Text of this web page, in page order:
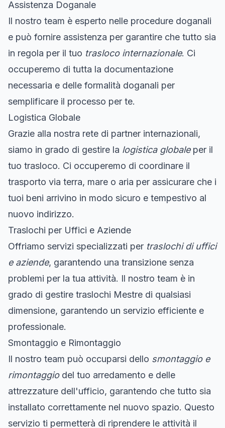
Assistenza Doganale
Il nostro team è esperto nelle procedure doganali
e può fornire assistenza per garantire che tutto sia
in regola per il tuo trasloco internazionale. Ci
occuperemo di tutta la documentazione
necessaria e delle formalità doganali per
semplificare il processo per te.
Logistica Globale
Grazie alla nostra rete di partner internazionali,
siamo in grado di gestire la logistica globaleper il
tuo trasloco. Ci occuperemo di coordinare il
trasporto via terra, mare o aria per assicurare che i
tuoi beni arrivino in modo sicuro e tempestivo al
nuovo indirizzo.
Traslochi per Uffici e Aziende
Offriamo servizi specializzati per traslochi di uffici
e aziende, garantendo una transizione senza
problemi per la tua attività. Il nostro team è in
grado di gestire traslochi Mestre di qualsiasi
dimensione, garantendo un servizio efficiente e
professionale.
Smontaggio e Rimontaggio
Il nostro team può occuparsi dello smontaggio e
rimontaggiodel tuo arredamento e delle
attrezzature dell'ufficio, garantendo che tutto sia
installato correttamente nel nuovo spazio. Questo
servizio ti permetterà di riprendere le attività il